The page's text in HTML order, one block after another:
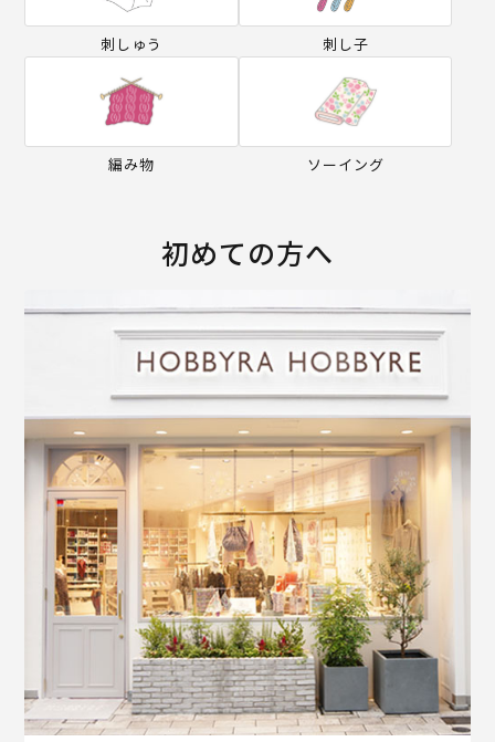
刺しゅう 刺し子
編み物 ソーイング
初めての方へ